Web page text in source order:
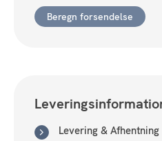
Beregn forsendelse
Levering & Afhentning